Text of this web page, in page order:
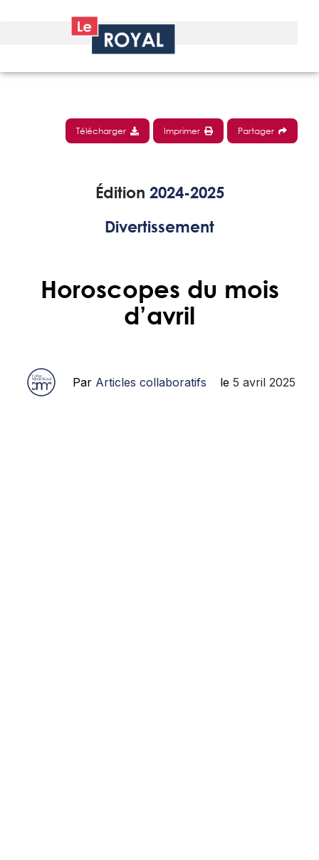
Télécharger Imprimer Partager
Édition 2024-2025
Divertissement
Horoscopes du mois
d’avril
Par Articles collaboratifs le 5 avril 2025